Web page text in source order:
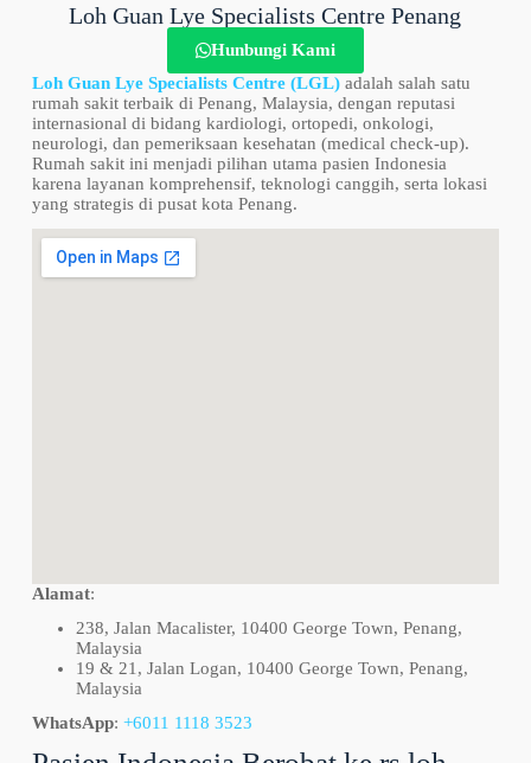
Loh Guan Lye Specialists Centre Penang
Hunbungi Kami
Loh Guan Lye Specialists Centre (LGL)adalah salah satu
rumah sakit terbaik di Penang, Malaysia, dengan reputasi
internasional di bidang kardiologi, ortopedi, onkologi,
neurologi, dan pemeriksaan kesehatan (medical check-up).
Rumah sakit ini menjadi pilihan utama pasien Indonesia
karena layanan komprehensif, teknologi canggih, serta lokasi
yang strategis di pusat kota Penang.
Alamat:
238, Jalan Macalister, 10400 George Town, Penang,
Malaysia
19 & 21, Jalan Logan, 10400 George Town, Penang,
Malaysia
WhatsApp: +6011 1118 3523